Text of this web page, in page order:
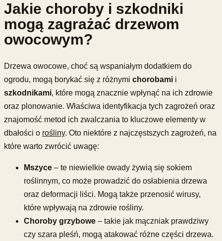
Jakie choroby i szkodniki
mogą zagrażać drzewom
owocowym?
Drzewa owocowe, choć są wspaniałym dodatkiem do
ogrodu, mogą borykać się z różnymi chorobami i
szkodnikami, które mogą znacznie wpłynąć na ich zdrowie
oraz plonowanie. Właściwa identyfikacja tych zagrożeń oraz
znajomość metod ich zwalczania to kluczowe elementy w
dbałości o rośliny. Oto niektóre z najczęstszych zagrożeń, na
które warto zwrócić uwagę:
Mszyce – te niewielkie owady żywią się sokiem
roślinnym, co może prowadzić do osłabienia drzewa
oraz deformacji liści. Mogą także przenosić wirusy,
które wpływają na zdrowie rośliny.
Choroby grzybowe – takie jak mączniak prawdziwy
czy szara pleśń, mogą atakować różne części drzewa.